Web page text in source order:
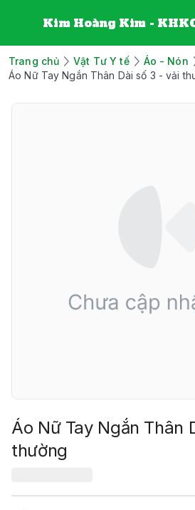
Kim Hoàng Kim -
Trang chủ Vật Tư Y tế
Áo - Nón
Áo Nữ Tay Ngắn Thân Dài số 3 - vải
Áo Nữ Tay Ngắn Thân
thường